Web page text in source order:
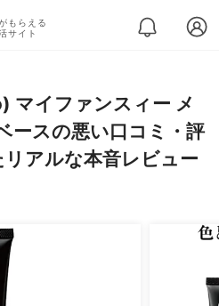
もらえる
サイト
マイファンスィー メ
ースの悪い口コミ・評
アルな本音レビュー